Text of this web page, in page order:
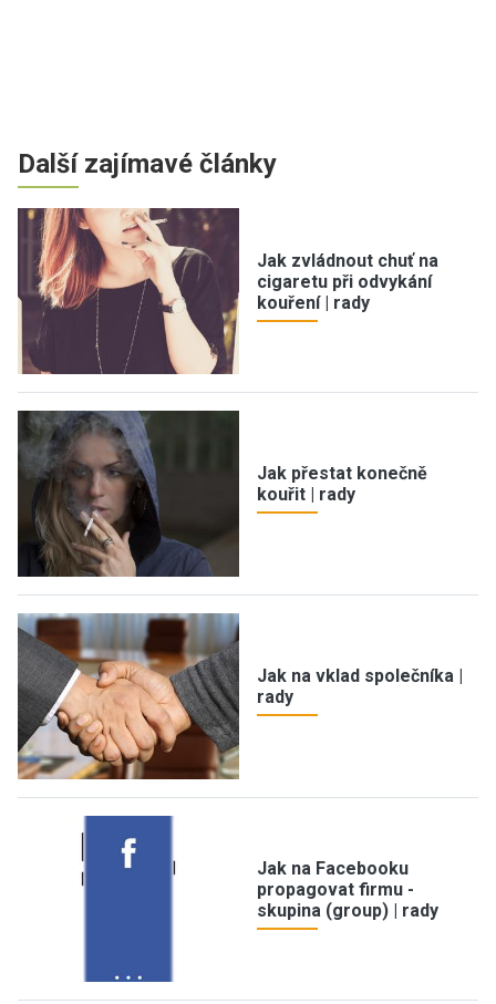
Další zajímavé články
Jak zvládnout chuť na
cigaretu při odvykání
kouření | rady
Jak přestat konečně
kouřit | rady
Jak na vklad společníka |
rady
Jak na Facebooku
propagovat firmu -
skupina (group) | rady